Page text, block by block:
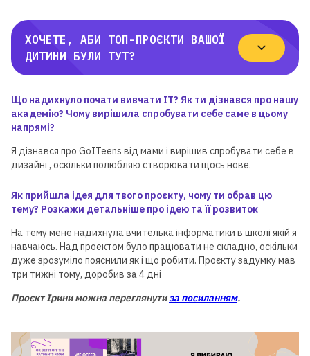
ХОЧЕТЕ, АБИ ТОП-ПРОЄКТИ ВАШОЇ
ДИТИНИ БУЛИ ТУТ?
Що надихнуло почати вивчати ІТ? Як ти дізнався про нашу
академію? Чому вирішила спробувати себе саме в цьому
напрямі?
Я дізнався про GoITeens від мами і вирішив спробувати себе в
дизайні , оскільки полюбляю створювати щось нове.
Як прийшла ідея для твого проєкту, чому ти обрав цю
тему? Розкажи детальніше про ідею та її розвиток
На тему мене надихнула вчителька інформатики в школі якій я
навчаюсь. Над проектом було працювати не складно, оскільки
дуже зрозуміло пояснили як і що робити. Проєкту задумку мав
три тижні тому, доробив за 4 дні
Проєкт Іриниможна переглянутиза посиланням.